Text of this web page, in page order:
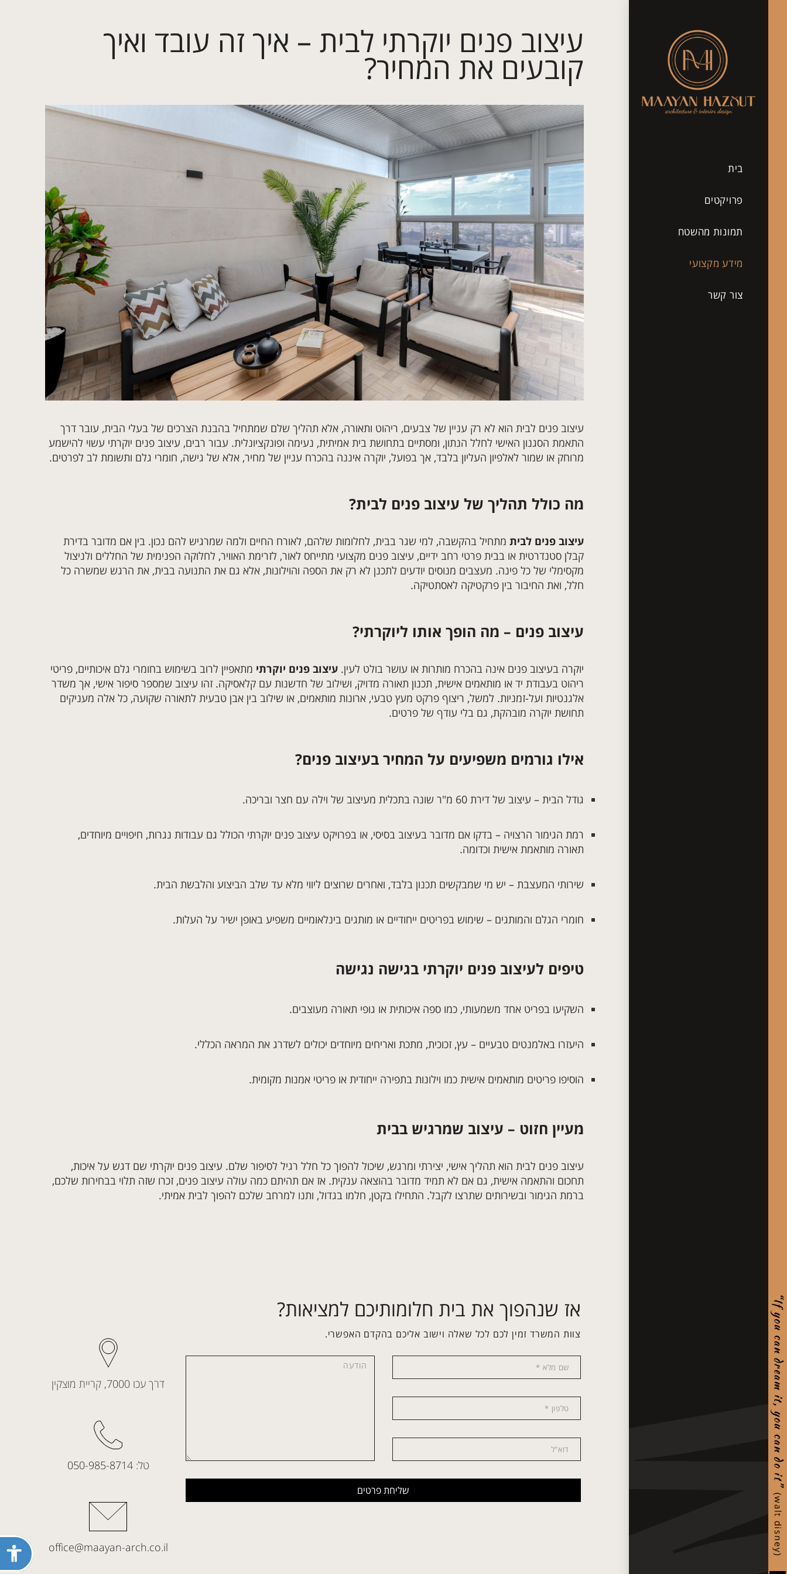
בית
פרויקטים
תמונות מהשטח
מידע מקצועי
צור קשר
עיצוב פנים יוקרתי לבית – איך זה עובד ואיך
קובעים את המחיר?
עיצוב פנים לבית הוא לא רק עניין של צבעים, ריהוט ותאורה, אלא תהליך שלם שמתחיל בהבנת הצרכים של בעלי הבית, עובר דרך
התאמת הסגנון האישי לחלל הנתון, ומסתיים בתחושת בית אמיתית, נעימה ופונקציונלית. עבור רבים, עיצוב פנים יוקרתי עשוי להישמע
מרוחק או שמור לאלפיון העליון בלבד, אך בפועל, יוקרה איננה בהכרח עניין של מחיר, אלא של גישה, חומרי גלם ותשומת לב לפרטים.
מה כולל תהליך של עיצוב פנים לבית?
עיצוב פנים לבית מתחיל בהקשבה, למי שגר בבית, לחלומות שלהם, לאורח החיים ולמה שמרגיש להם נכון. בין אם מדובר בדירת
קבלן סטנדרטית או בבית פרטי רחב ידיים, עיצוב פנים מקצועי מתייחס לאור, לזרימת האוויר, לחלוקה הפנימית של החללים ולניצול
מקסימלי של כל פינה. מעצבים מנוסים יודעים לתכנן לא רק את הספה והוילונות, אלא גם את התנועה בבית, את הרגש שמשרה כל
חלל, ואת החיבור בין פרקטיקה לאסתטיקה.
עיצוב פנים – מה הופך אותו ליוקרתי?
יוקרה בעיצוב פנים אינה בהכרח מותרות או עושר בולט לעין. עיצוב פנים יוקרתי מתאפיין לרוב בשימוש בחומרי גלם איכותיים, פריטי
ריהוט בעבודת יד או מותאמים אישית, תכנון תאורה מדויק, ושילוב של חדשנות עם קלאסיקה. זהו עיצוב שמספר סיפור אישי, אך משדר
אלגנטיות ועל-זמניות. למשל, ריצוף פרקט מעץ טבעי, ארונות מותאמים, או שילוב בין אבן טבעית לתאורה שקועה, כל אלה מעניקים
תחושת יוקרה מובהקת, גם בלי עודף של פרטים.
אילו גורמים משפיעים על המחיר בעיצוב פנים?
גודל הבית – עיצוב של דירת 60 מ"ר שונה בתכלית מעיצוב של וילה עם חצר ובריכה.
רמת הגימור הרצויה – בדקו אם מדובר בעיצוב בסיסי, או בפרויקט עיצוב פנים יוקרתי הכולל גם עבודות נגרות, חיפויים מיוחדים,
תאורה מותאמת אישית וכדומה.
שירותי המעצבת – יש מי שמבקשים תכנון בלבד, ואחרים שרוצים ליווי מלא עד שלב הביצוע והלבשת הבית.
חומרי הגלם והמותגים – שימוש בפריטים ייחודיים או מותגים בינלאומיים משפיע באופן ישיר על העלות.
טיפים לעיצוב פנים יוקרתי בגישה נגישה
השקיעו בפריט אחד משמעותי, כמו ספה איכותית או גופי תאורה מעוצבים.
היעזרו באלמנטים טבעיים – עץ, זכוכית, מתכת ואריחים מיוחדים יכולים לשדרג את המראה הכללי.
הוסיפו פריטים מותאמים אישית כמו וילונות בתפירה ייחודית או פריטי אמנות מקומית.
מעיין חזוט – עיצוב שמרגיש בבית
עיצוב פנים לבית הוא תהליך אישי, יצירתי ומרגש, שיכול להפוך כל חלל רגיל לסיפור שלם. עיצוב פנים יוקרתי שם דגש על איכות,
תחכום והתאמה אישית, גם אם לא תמיד מדובר בהוצאה ענקית. אז אם תהיתם כמה עולה עיצוב פנים, זכרו שזה תלוי בבחירות שלכם,
ברמת הגימור ובשירותים שתרצו לקבל. התחילו בקטן, חלמו בגדול, ותנו למרחב שלכם להפוך לבית אמיתי.
אז שנהפוך את בית חלומותיכם למציאות?
צוות המשרד זמין לכם לכל שאלה וישוב אליכם בהקדם האפשרי.
שליחת פרטים
דרך עכו 7000, קריית מוצקין
טל:050-985-8714
office@maayan-arch.co.il
פתח
תפריט
נגישות